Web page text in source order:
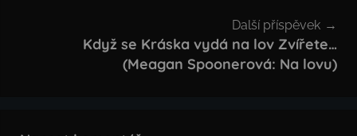
Další příspěvek
Když se Kráska vydá na lov Zvířete…
(Meagan Spoonerová: Na lovu)